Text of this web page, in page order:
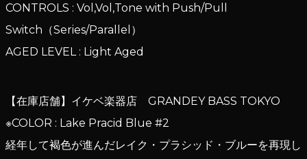
CONTROLS : Vol,Vol,Tone with Push/Pull
Switch（Series/Parallel）
AGED LEVEL : Light Aged
【在庫店舗】イケベ楽器店 GRANDEY BASS TOKYO
※COLOR : Lake Pracid Blue #2
経年して褐色が進んだレイク・プラシッド・ブルーを再現し